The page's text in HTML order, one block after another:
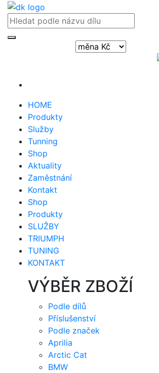
HOME
Produkty
Služby
Tunning
Shop
Aktuality
Zaměstnání
Kontakt
Shop
Produkty
SLUŽBY
TRIUMPH
TUNING
KONTAKT
VÝBĚR ZBOŽÍ
Podle dílů
Příslušenství
Podle značek
Aprilia
Arctic Cat
BMW